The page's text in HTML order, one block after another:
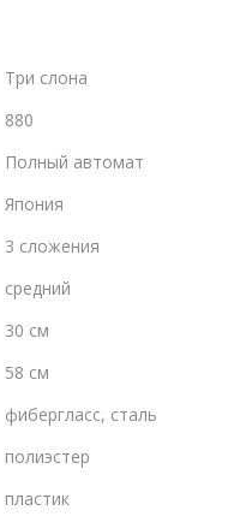
Три слона
880
Полный автомат
Япония
3 сложения
средний
30 см
58 см
фибергласс, сталь
полиэстер
пластик